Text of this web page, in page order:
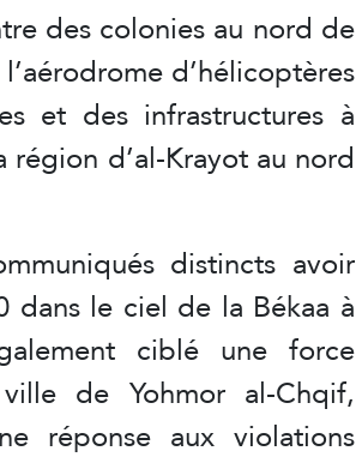
des colonies au nord de
d’hélicoptères
et des infrastructures à
région d’al-Krayot au nord
distincts avoir
dans le ciel de la Békaa à
ciblé une force
de Yohmor al-Chqif,
réponse aux violations